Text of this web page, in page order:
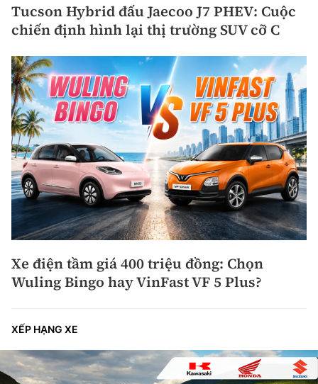
Tucson Hybrid đấu Jaecoo J7 PHEV: Cuộc
chiến định hình lại thị trường SUV cỡ C
Xe điện tầm giá 400 triệu đồng: Chọn
Wuling Bingo hay VinFast VF 5 Plus?
XẾP HẠNG XE